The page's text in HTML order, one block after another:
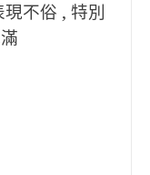
不俗 , 特別